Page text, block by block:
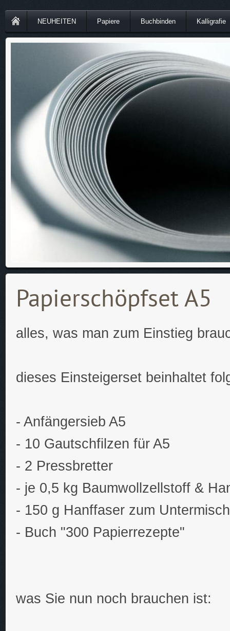
NEUHEITEN Papiere Buchbinden Kalligrafie
Papierschöpfset A5
alles, was man zum Einstieg
dieses Einsteigerset beinhaltet
- Anfängersieb A5
- 10 Gautschfilzen für A5
- 2 Pressbretter
- je 0,5 kg Baumwollzellstoff &
- 150 g Hanffaser zum
- Buch "300 Papierrezepte"
was Sie nun noch brauchen ist: